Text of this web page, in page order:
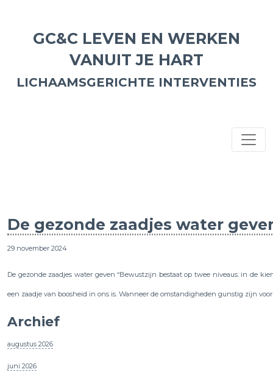
GC&C LEVEN EN WERKEN
VANUIT JE HART
LICHAAMSGERICHTE INTERVENTIES
De gezonde zaadjes water
29 november 2024
De gezonde zaadjes water geven “Bewustzijn bestaat op twee niveaus: in de
een zaadje van boosheid in ons is. Wanneer de omstandigheden gunstig zijn
Archief
augustus 2026
juni 2026